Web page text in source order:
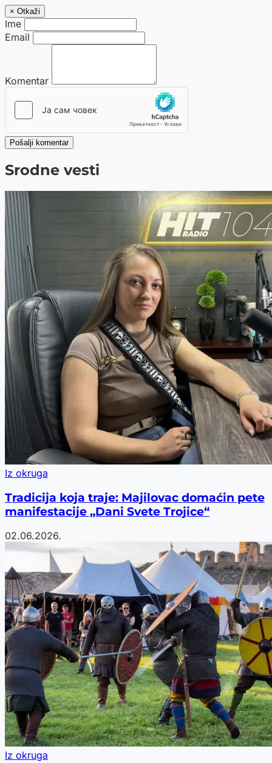
× Otkaži
Ime
Email
Komentar
Pošalji komentar
Srodne vesti
Iz okruga
Tradicija koja traje: Majilovac domaćin pete
manifestacije „Dani Svete Trojice“
02.06.2026.
Iz okruga